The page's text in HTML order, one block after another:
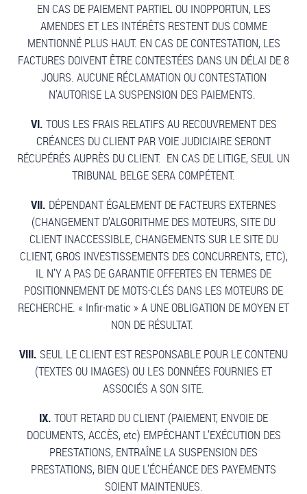
EN CAS DE PAIEMENT PARTIEL OU INOPPORTUN, LES
AMENDES ET LES INTÉRÊTS RESTENT DUS COMME
MENTIONNÉ PLUS HAUT. EN CAS DE CONTESTATION, LES
FACTURES DOIVENT ÊTRE CONTESTÉES DANS UN DÉLAI DE 8
JOURS. AUCUNE RÉCLAMATION OU CONTESTATION
N’AUTORISE LA SUSPENSION DES PAIEMENTS.
VI. TOUS LES FRAIS RELATIFS AU RECOUVREMENT DES
CRÉANCES DU CLIENT PAR VOIE JUDICIAIRE SERONT
RÉCUPÉRÉS AUPRÈS DU CLIENT. EN CAS DE LITIGE, SEUL UN
TRIBUNAL BELGE SERA COMPÉTENT.
VII. DÉPENDANT ÉGALEMENT DE FACTEURS EXTERNES
(CHANGEMENT D’ALGORITHME DES MOTEURS, SITE DU
CLIENT INACCESSIBLE, CHANGEMENTS SUR LE SITE DU
CLIENT, GROS INVESTISSEMENTS DES CONCURRENTS, ETC),
IL N’Y A PAS DE GARANTIE OFFERTES EN TERMES DE
POSITIONNEMENT DE MOTS-CLÉS DANS LES MOTEURS DE
RECHERCHE. « Infir-matic » A UNE OBLIGATION DE MOYEN ET
NON DE RÉSULTAT.
VIII. SEUL LE CLIENT EST RESPONSABLE POUR LE CONTENU
(TEXTES OU IMAGES) OU LES DONNÉES FOURNIES ET
ASSOCIÉS A SON SITE.
IX. TOUT RETARD DU CLIENT (PAIEMENT, ENVOIE DE
DOCUMENTS, ACCÈS, etc) EMPÊCHANT L’EXÉCUTION DES
PRESTATIONS, ENTRAÎNE LA SUSPENSION DES
PRESTATIONS, BIEN QUE L’ÉCHÉANCE DES PAYEMENTS
SOIENT MAINTENUES.